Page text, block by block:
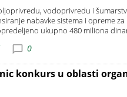
vodoprivredu i
nabavke sistema i opreme
ukupno 480 miliona
0
konkurs u oblasti